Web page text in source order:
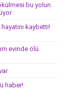
bu yolun
kaybetti!
evinde ölü
haber!